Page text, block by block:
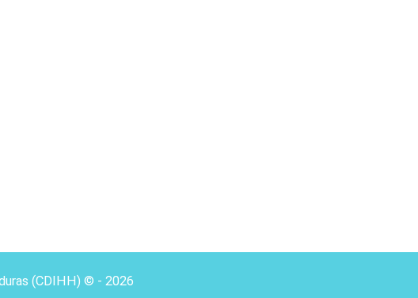
(CDIHH) © - 2026